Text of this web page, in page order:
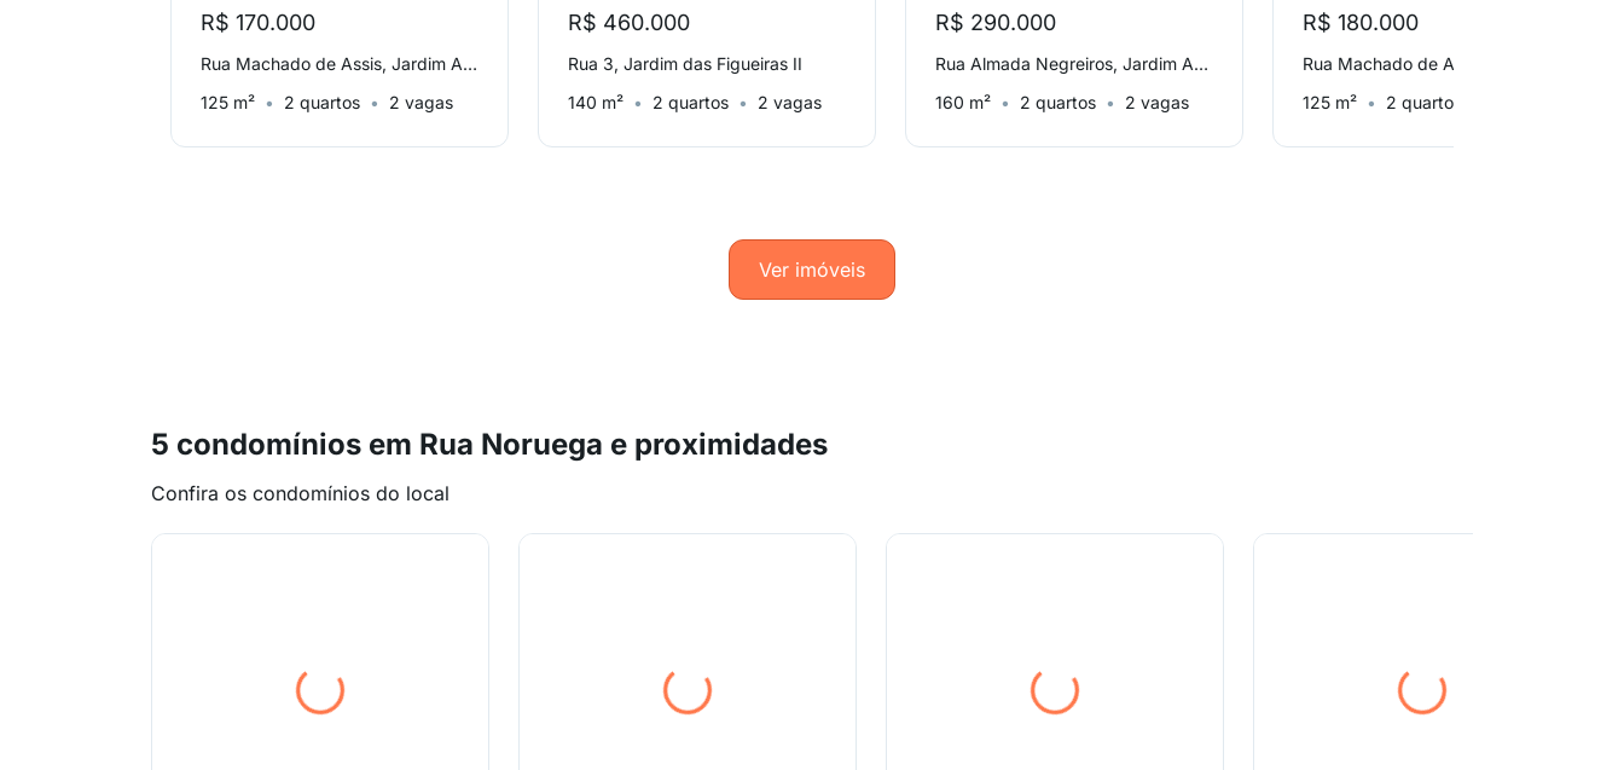
R$ 170.000
Rua Machado de Assis, Jardim Amanda I
125 m²
2 quartos 2 vagas
R$ 460.000
Rua 3, Jardim das Figueiras II
140 m²
2 quartos 2 vagas
R$ 290.000
Rua Almada Negreiros, Jardim Amanda I
160 m²
2 quartos 2 vagas
R$ 180.000
125 m²
2 quartos
Ver imóveis
5 condomínios em Rua Noruega e proximidades
Confira os condomínios do local